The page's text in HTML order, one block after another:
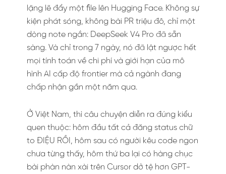
lặng lẽ đẩy một file lên Hugging Face. Không sự
kiện phát sóng, không bài PR triệu đô, chỉ một
dòng note ngắn: DeepSeek V4 Pro đã sẵn
sàng. Và chỉ trong 7 ngày, nó đã lật ngược hết
mọi tính toán về chi phí và giới hạn của mô
hình AI cấp độ frontier mà cả ngành đang
chấp nhận gần một năm qua.
Ở Việt Nam, thì câu chuyện diễn ra đúng kiểu
quen thuộc: hôm đầu tất cả đăng status chữ
to ĐIỆU RỒI, hôm sau có người kêu code ngon
chưa từng thấy, hôm thứ ba lại có hàng chục
bài phàn nàn xài trên Cursor dở tệ hơn GPT-